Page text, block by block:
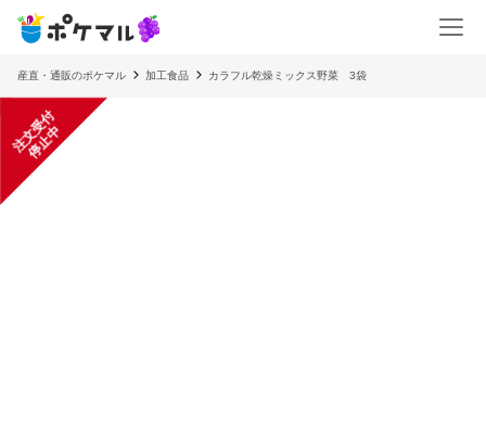
産直・通販のポケマル 加工食品 カラフル乾燥ミックス野菜 3袋
注
文
受
付
停
止
中